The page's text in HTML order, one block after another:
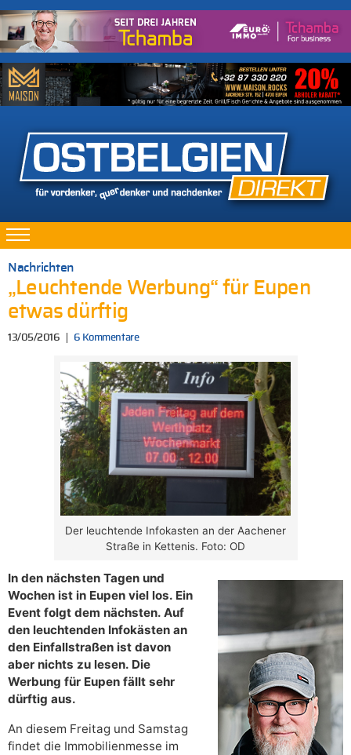
Nachrichten
„Leuchtende Werbung“ für Eupen
etwas dürftig
13/05/2016 6 Kommentare
Der leuchtende Infokasten an der Aachener
Straße in Kettenis. Foto: OD
In den nächsten Tagen und
Wochen ist in Eupen viel los. Ein
Event folgt dem nächsten. Auf
den leuchtenden Infokästen an
den Einfallstraßen ist davon
aber nichts zu lesen. Die
Werbung für Eupen fällt sehr
dürftig aus.
An diesem Freitag und Samstag
findet die Immobilienmesse im